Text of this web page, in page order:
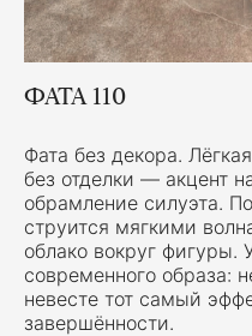
ФАТА 110
Фата без декора.
без отделки — акцент
обрамление силуэта.
струится мягкими
облако вокруг фигуры.
современного образа:
невесте тот самый
завершённости.